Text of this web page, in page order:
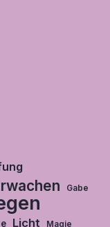
Gabe
Licht Magie